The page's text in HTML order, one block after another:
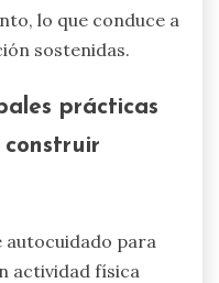
lo que conduce a
sostenidas.
prácticas
autocuidado para
actividad física